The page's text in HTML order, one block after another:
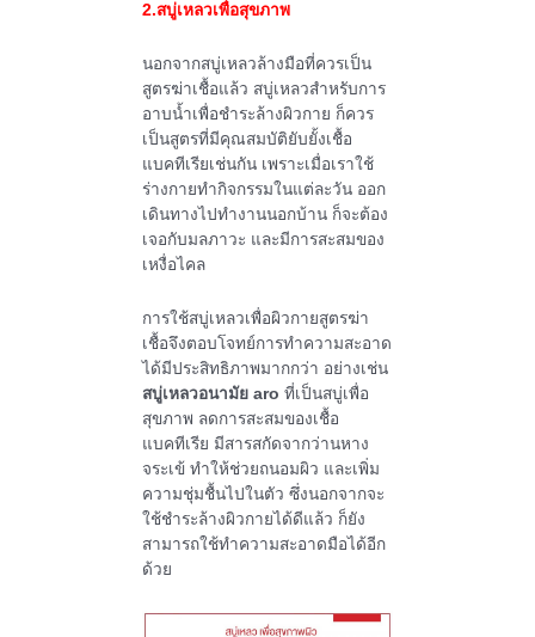
2.สบู่เหลวเพื่อสุขภาพ
นอกจากสบู่เหลวล้างมือที่ควรเป็น
สูตรฆ่าเชื้อแล้ว สบู่เหลวสำหรับการ
อาบน้ำเพื่อชำระล้างผิวกาย ก็ควร
เป็นสูตรที่มีคุณสมบัติยับยั้งเชื้อ
แบคทีเรียเช่นกัน เพราะเมื่อเราใช้
ร่างกายทำกิจกรรมในแต่ละวัน ออก
เดินทางไปทำงานนอกบ้าน ก็จะต้อง
เจอกับมลภาวะ และมีการสะสมของ
เหงื่อไคล
การใช้สบู่เหลวเพื่อผิวกายสูตรฆ่า
เชื้อจึงตอบโจทย์การทำความสะอาด
ได้มีประสิทธิภาพมากกว่า อย่างเช่น
สบู่เหลวอนามัย aro ที่เป็นสบู่เพื่อ
สุขภาพ ลดการสะสมของเชื้อ
แบคทีเรีย มีสารสกัดจากว่านหาง
จระเข้ ทำให้ช่วยถนอมผิว และเพิ่ม
ความชุ่มชื้นไปในตัว ซึ่งนอกจากจะ
ใช้ชำระล้างผิวกายได้ดีแล้ว ก็ยัง
สามารถใช้ทำความสะอาดมือได้อีก
ด้วย